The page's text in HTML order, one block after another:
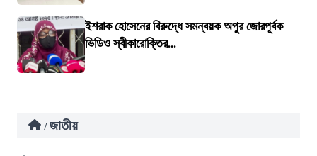
ইশরাক হোসেনের বিরুদ্ধে সমন্বয়ক অপুর জোরপূর্বক
ভিডিও স্বীকারোক্তির...
/ জাতীয়